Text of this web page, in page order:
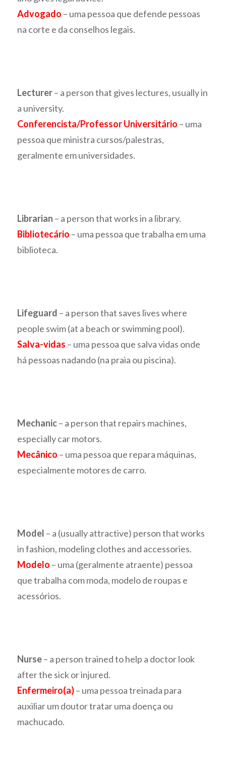
Advogado – uma pessoa que defende pessoas
na corte e da conselhos legais.
Lecturer– a person that gives lectures, usually in
a university.
Conferencista/Professor Universitário – uma
pessoa que ministra cursos/palestras,
geralmente em universidades.
Librarian – a person that works in a library.
Bibliotecário – uma pessoa que trabalha em uma
biblioteca.
Lifeguard – a person that saves lives where
people swim (at a beach or swimming pool).
Salva-vidas – uma pessoa que salva vidas onde
há pessoas nadando (na praia ou piscina).
Mechanic– a person that repairs machines,
especially car motors.
Mecânico – uma pessoa que repara máquinas,
especialmente motores de carro.
Model – a (usually attractive) person that works
in fashion, modeling clothes and accessories.
Modelo – uma (geralmente atraente) pessoa
que trabalha com moda, modelo de roupas e
acessórios.
Nurse– a person trained to help a doctor look
after the sick or injured.
Enfermeiro(a)– uma pessoa treinada para
auxiliar um doutor tratar uma doença ou
machucado.